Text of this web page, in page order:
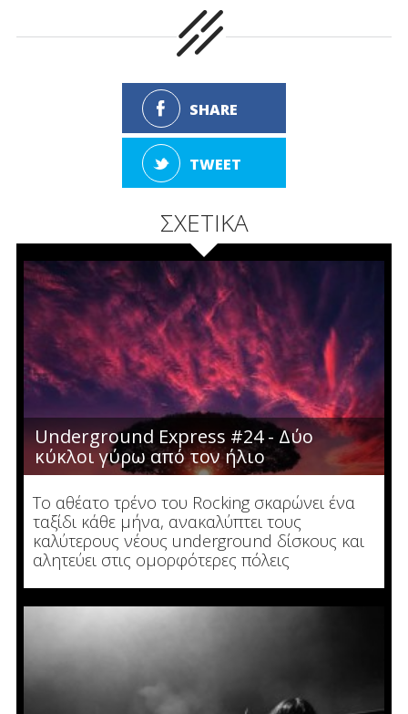
SHARE
TWEET
ΣΧΕΤΙΚΑ
Underground Express #24 - Δύο
κύκλοι γύρω από τον ήλιο
Το αθέατο τρένο του Rocking σκαρώνει ένα
ταξίδι κάθε μήνα, ανακαλύπτει τους
καλύτερους νέους underground δίσκους και
αλητεύει στις ομορφότερες πόλεις